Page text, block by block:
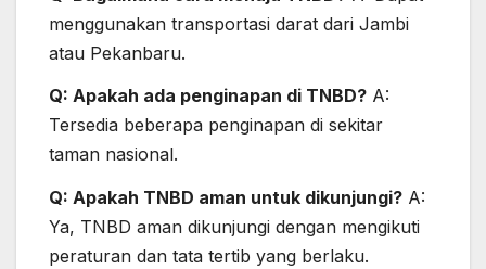
menggunakan transportasi darat dari Jambi
atau Pekanbaru.
Q: Apakah ada penginapan di TNBD? A:
Tersedia beberapa penginapan di sekitar
taman nasional.
Q: Apakah TNBD aman untuk dikunjungi? A:
Ya, TNBD aman dikunjungi dengan mengikuti
peraturan dan tata tertib yang berlaku.